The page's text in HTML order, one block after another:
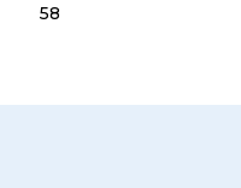
58